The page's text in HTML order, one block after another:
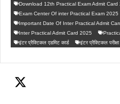
Download 12th Practical Exam Admit Card
Exam Center Of inter Practical Exam 2025
Important Date Of Inter Practical Admit
Inter Practical Admit Card 2025
इंटर प्रैक्टिकल एडमिट कार्ड
इंटर प्रैक्टिकल